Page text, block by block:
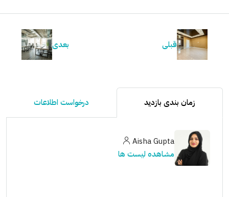
قبلی بعدی
زمان بندی بازدید درخواست اطلاعات
Aisha Gupta
مشاهده لیست ها